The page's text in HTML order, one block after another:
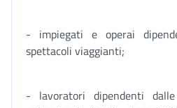
- impiegati e operai
spettacoli viaggianti;
- lavoratori dipendenti